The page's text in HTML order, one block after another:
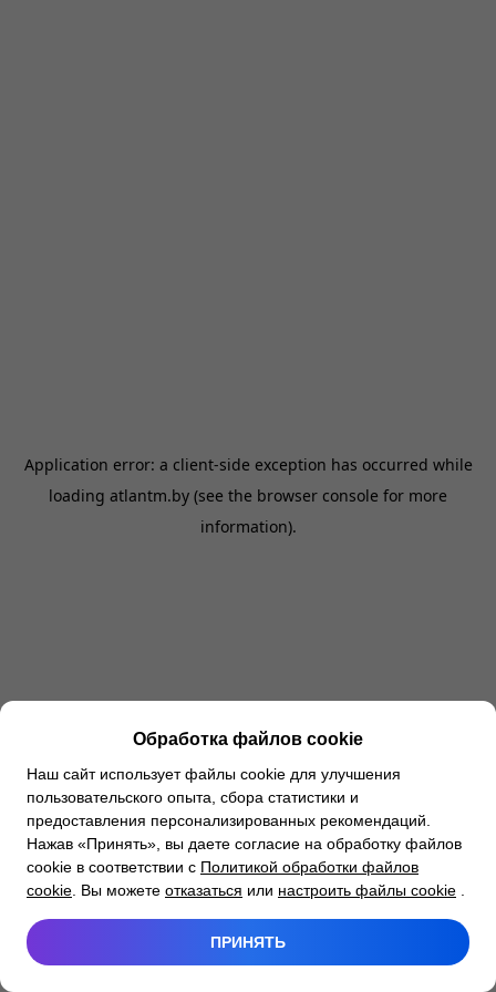
Application error: a client-side exception has occurred while
loading atlantm.by (see the browser console for more
information).
Обработка файлов cookie
Наш сайт использует файлы cookie для улучшения
пользовательского опыта, сбора статистики и
предоставления персонализированных рекомендаций.
Нажав «Принять», вы даете согласие на обработку файлов
cookie в соответствии с Политикой обработки файлов
cookie . Вы можете отказаться или настроить файлы cookie
ПРИНЯТЬ